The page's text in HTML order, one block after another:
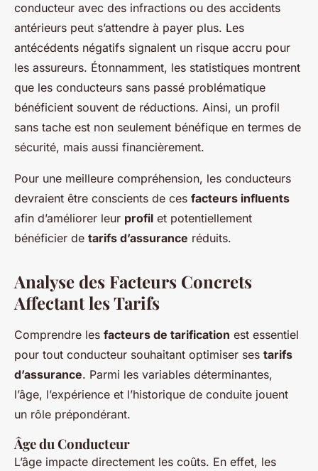
conducteur avec des infractions ou des accidents
antérieurs peut s’attendre à payer plus. Les
antécédents négatifs signalent un risque accru pour
les assureurs. Étonnamment, les statistiques montrent
que les conducteurs sans passé problématique
bénéficient souvent de réductions. Ainsi, un profil
sans tache est non seulement bénéfique en termes de
sécurité, mais aussi financièrement.
Pour une meilleure compréhension, les conducteurs
devraient être conscients de ces facteurs influents
afin d’améliorer leur profil et potentiellement
bénéficier de tarifs d’assurance réduits.
Analyse des Facteurs Concrets
Affectant les Tarifs
Comprendre les facteurs de tarification est essentiel
pour tout conducteur souhaitant optimiser ses tarifs
d’assurance. Parmi les variables déterminantes,
l’âge, l’expérience et l’historique de conduite jouent
un rôle prépondérant.
Âge du Conducteur
L’âge impacte directement les coûts. En effet, les